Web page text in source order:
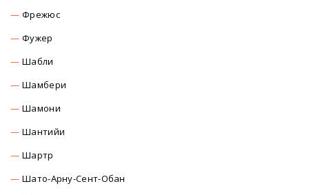
Фрежюс
Фужер
Шабли
Шамбери
Шамони
Шантийи
Шартр
Шато-Арну-Сент-Обан